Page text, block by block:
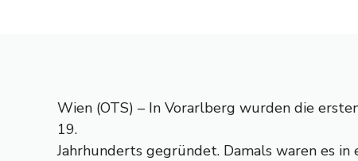
Wien (OTS) – In Vorarlberg wurden die
19.
Jahrhunderts gegründet. Damals waren es